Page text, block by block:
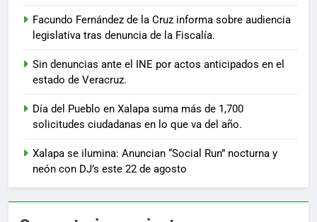
Facundo Fernández de la Cruz informa sobre audiencia
legislativa tras denuncia de la Fiscalía.
Sin denuncias ante el INE por actos anticipados en el
estado de Veracruz.
Día del Pueblo en Xalapa suma más de 1,700
solicitudes ciudadanas en lo que va del año.
Xalapa se ilumina: Anuncian “Social Run” nocturna y
neón con DJ’s este 22 de agosto